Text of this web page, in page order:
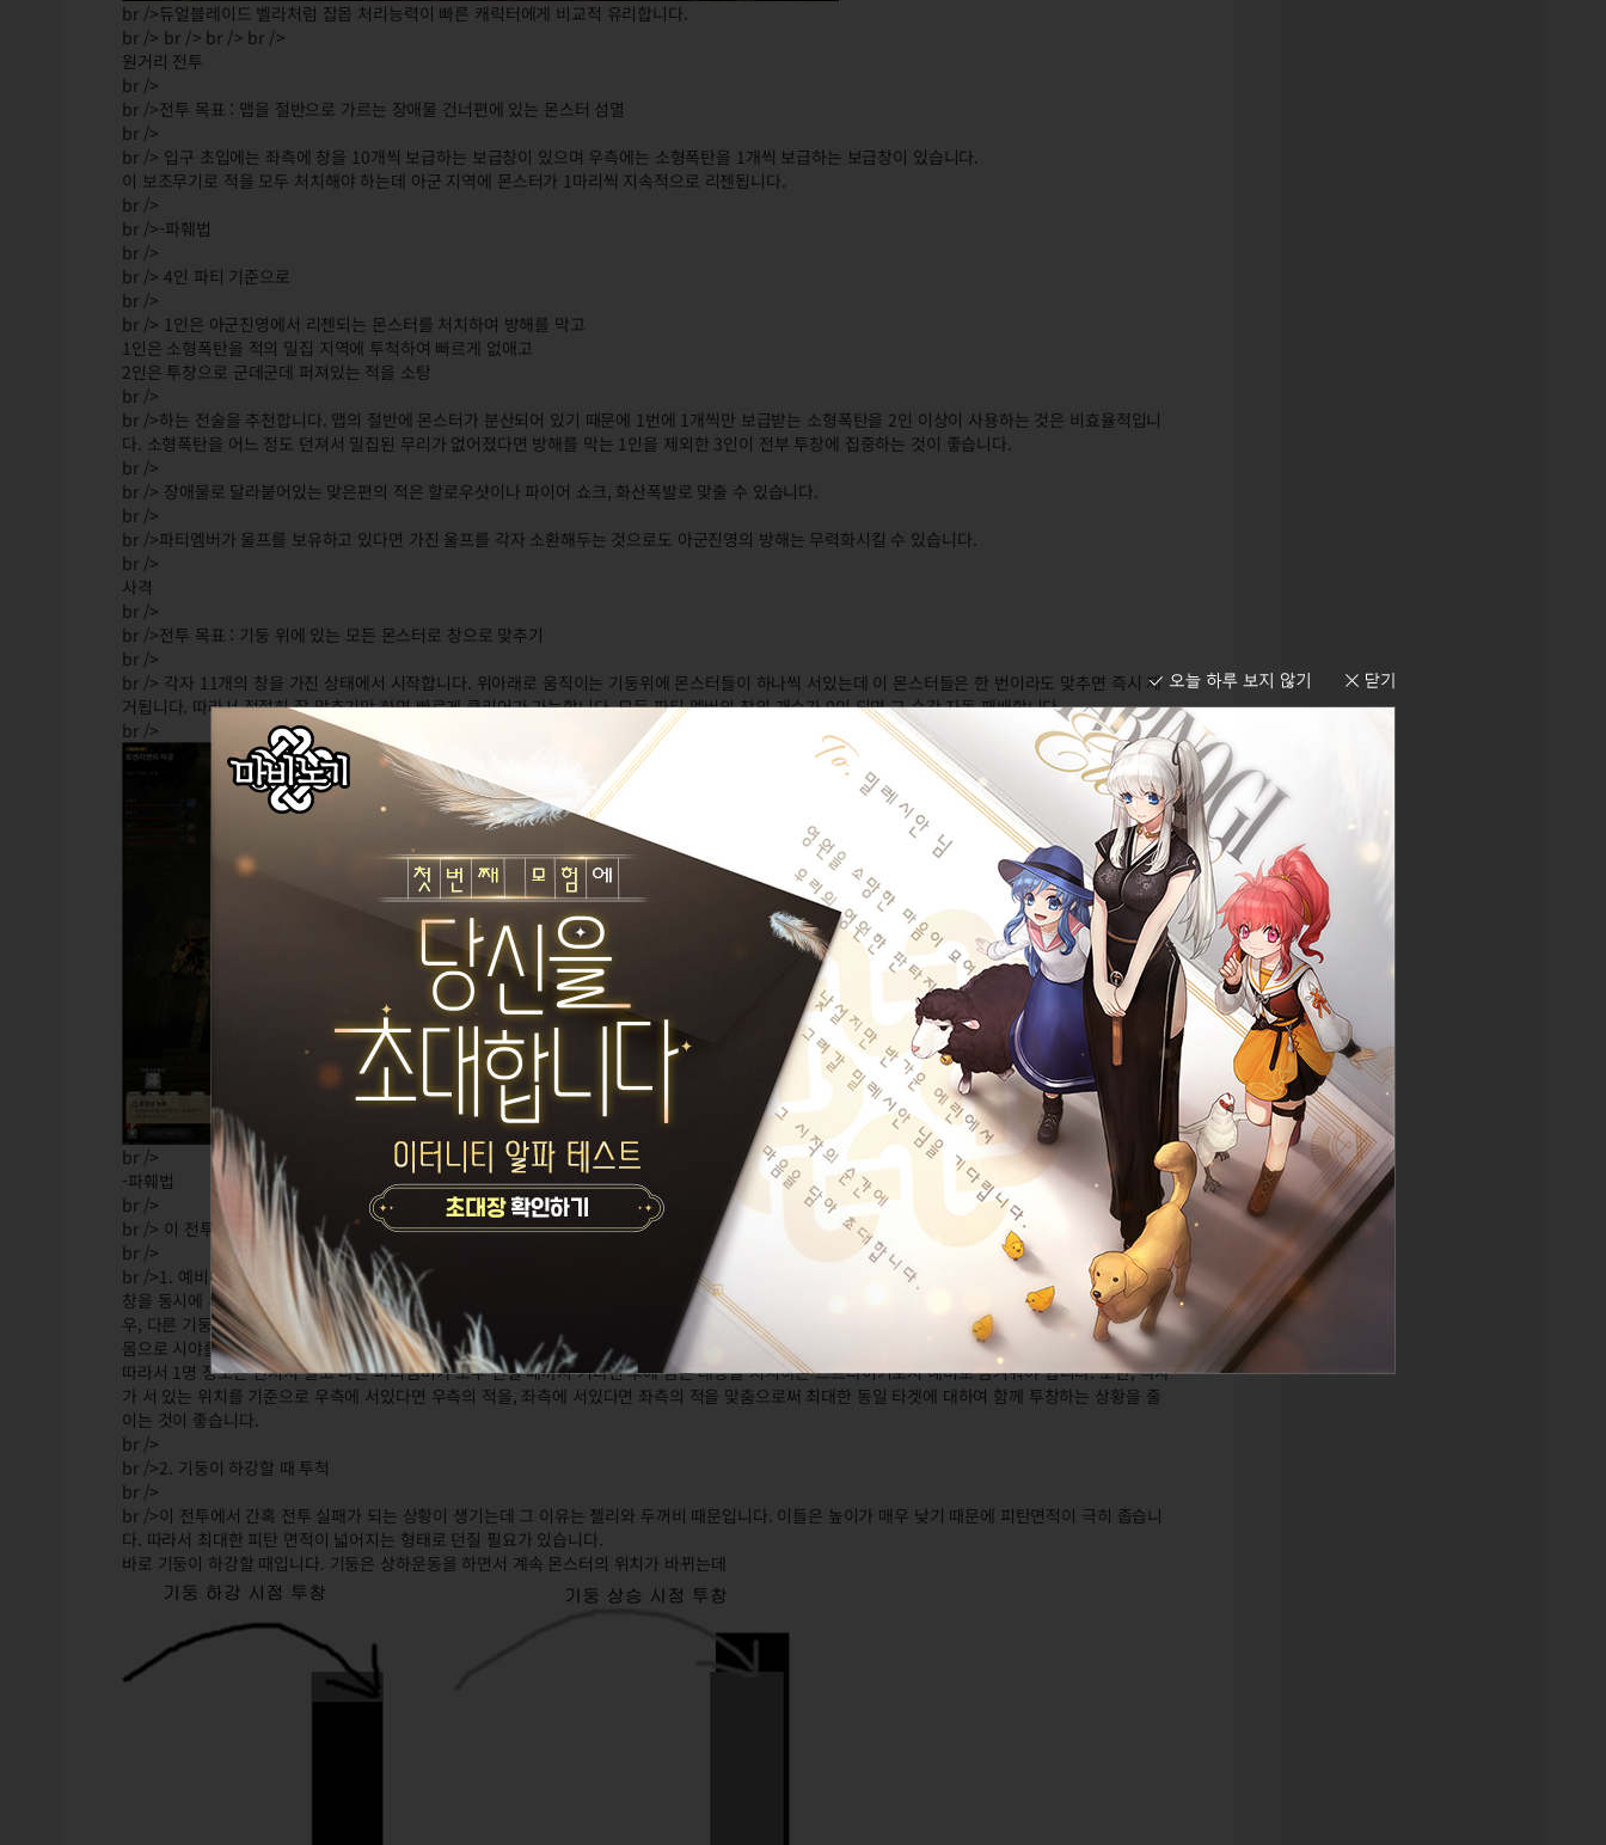
br />듀얼블레이드 벨라처럼 잡몹 처리능력이 빠른 캐릭터에게 비교적 유리합니다.
br /> br /> br /> br />
원거리 전투
br />
br />전투 목표 : 맵을 절반으로 가르는 장애물 건너편에 있는 몬스터 섬멸
br />
br /> 입구 초입에는 좌측에 창을 10개씩 보급하는 보급창이 있으며 우측에는 소형폭탄을 1개씩 보급하는 보급창이 있습니다.
이 보조무기로 적을 모두 처치해야 하는데 아군 지역에 몬스터가 1마리씩 지속적으로 리젠됩니다.
br />
br />-파훼법
br />
br /> 4인 파티 기준으로
br />
br /> 1인은 아군진영에서 리젠되는 몬스터를 처치하여 방해를 막고
1인은 소형폭탄을 적의 밀집 지역에 투척하여 빠르게 없애고
2인은 투창으로 군데군데 퍼져있는 적을 소탕
br />
br />하는 전술을 추천합니다. 맵의 절반에 몬스터가 분산되어 있기 때문에 1번에 1개씩만 보급받는 소형폭탄을 2인 이상이 사용하는 것은 비효율적입니
다. 소형폭탄을 어느 정도 던져서 밀집된 무리가 없어졌다면 방해를 막는 1인을 제외한 3인이 전부 투창에 집중하는 것이 좋습니다.
br />
br /> 장애물로 달라붙어있는 맞은편의 적은 할로우샷이나 파이어 쇼크, 화산폭발로 맞출 수 있습니다.
br />
br />파티멤버가 울프를 보유하고 있다면 가진 울프를 각자 소환해두는 것으로도 아군진영의 방해는 무력화시킬 수 있습니다.
br />
사격
br />
br />전투 목표 : 기둥 위에 있는 모든 몬스터로 창으로 맞추기
br />
br /> 각자 11개의 창을 가진 상태에서 시작합니다. 위아래로 움직이는 기둥위에 몬스터들이 하나씩 서있는데 이 몬스터들은 한 번이라도 맞추면 즉시 제
거됩니다. 따라서 적절히 잘 맞추기만 하면 빠르게 클리어가 가능합니다. 모든 파티 멤버의 창의 개수가 0이 되면 그 순간 자동 패배합니다.
br />
br />
-파훼법
br />
br /> 이 전투에서 유의해야 할 사항은 2가지입니다.
br />
br />1. 예비대의 존재
창을 동시에 투척하게 될 경우 동일 타겟을 맞추려고 하는 경우가 생깁니다. 두꺼비나 젤리처럼 피탄 면적이 좁아 맞추기 어렵거나 너무 먼 거리에 있는 경
우, 다른 기둥 뒤에 있는 기둥에 있는 몬스터를 맞추기 위하여 여러 자루의 창을 소비해야 하기 때문에 이런 상황은 매우 곤란합니다. 또한, 다른 캐릭터가
몸으로 시야를 가리기 때문에 4명이 한 번에 투창을 하기도 어렵다는 현실적인 문제도 있습니다.
따라서 1명 정도는 던지지 말고 다른 파티멤버가 모두 던질 때까지 기다린 후에 남은 대상을 처치하는 스트라이커로서 예비로 남겨둬야 합니다. 또한, 각자
가 서 있는 위치를 기준으로 우측에 서있다면 우측의 적을, 좌측에 서있다면 좌측의 적을 맞춤으로써 최대한 동일 타겟에 대하여 함께 투창하는 상황을 줄
이는 것이 좋습니다.
br />
br />2. 기둥이 하강할 때 투척
br />
br />이 전투에서 간혹 전투 실패가 되는 상황이 생기는데 그 이유는 젤리와 두꺼비 때문입니다. 이들은 높이가 매우 낮기 때문에 피탄면적이 극히 좁습니
다. 따라서 최대한 피탄 면적이 넓어지는 형태로 던질 필요가 있습니다.
바로 기둥이 하강할 때입니다. 기둥은 상하운동을 하면서 계속 몬스터의 위치가 바뀌는데